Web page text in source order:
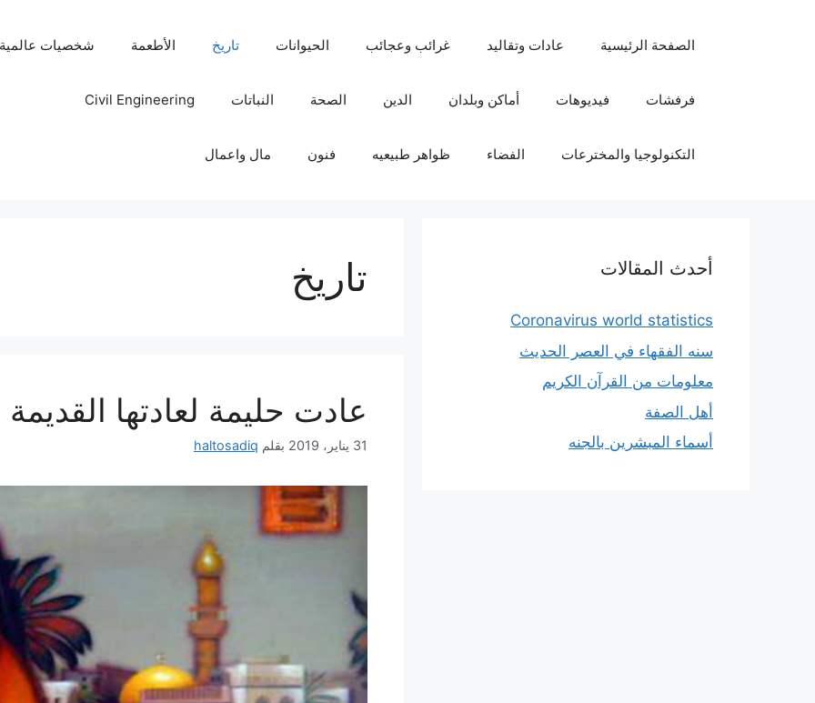
الصفحة الرئيسية عادات وتقاليد غرائب وعجائب الحيوانات تاريخ الأطعمة شخصيات عالمية
فرفشات فيديوهات أماكن وبلدان الدين الصحة النباتات Civil Engineering
التكنولوجيا والمخترعات الفضاء ظواهر طبيعيه فنون مال واعمال
تاريخ
عادت حليمة لعادتها القديمة
31 يناير، 2019 بقلم haltosadiq
أحدث المقالات
Coronavirus world statistics
سنه الفقهاء في العصر الحديث
معلومات من القرآن الكريم
أهل الصفة
أسماء المبشرين بالجنه